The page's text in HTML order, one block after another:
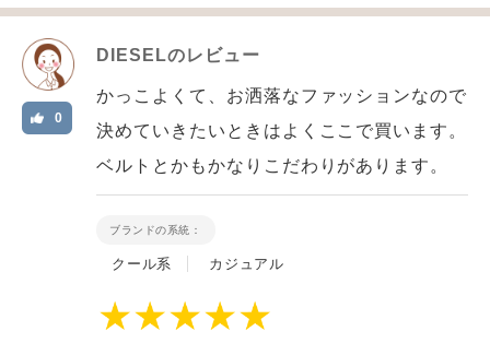
DIESELのレビュー
0
かっこよくて、お洒落なファッションなので
決めていきたいときはよくここで買います。
ベルトとかもかなりこだわりがあります。
ブランドの系統：
クール系 カジュアル